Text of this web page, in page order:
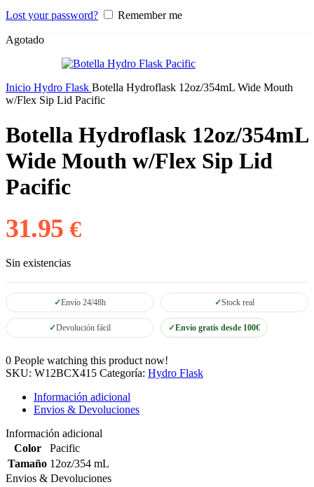
Lost your password? Remember me
Agotado
Inicio Hydro Flask Botella Hydroflask 12oz/354mL Wide Mouth
w/Flex Sip Lid Pacific
Botella Hydroflask 12oz/354mL
Wide Mouth w/Flex Sip Lid
Pacific
31.95€
Sin existencias
Envío 24/48h Stock real
Devolución fácil Envío gratis desde 100€
0 People watching this product now!
SKU: W12BCX415 Categoría: Hydro Flask
Información adicional
Envios & Devoluciones
Información adicional
Color
Pacific
Tamaño 12oz/354 mL
Envios & Devoluciones